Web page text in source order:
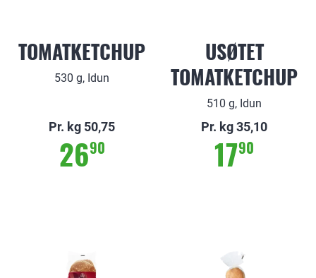
TOMATKETCHUP
530 g, Idun
Pr. kg 50,75
2690
USØTET
TOMATKETCHUP
510 g, Idun
Pr. kg 35,10
1790